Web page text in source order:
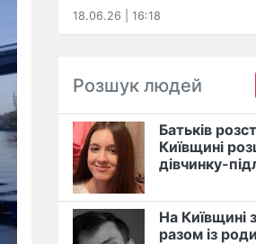
18.06.26 | 16:18
Розшук людей
Батьків
Київщині
дівчинку-
На Київщині
разом із